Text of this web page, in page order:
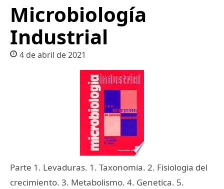
Microbiología
Industrial
4 de abril de 2021
Parte 1. Levaduras. 1. Taxonomia. 2. Fisiologia del
crecimiento. 3. Metabolismo. 4. Genetica. 5.